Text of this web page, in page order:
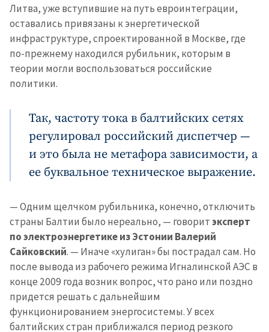
Литва, уже вступившие на путь евроинтеграции,
оставались привязаны к энергетической
инфраструктуре, спроектированной в Москве, где
по-прежнему находился рубильник, которым в
теории могли воспользоваться российские
политики.
Так, частоту тока в балтийских сетях
регулировал российский диспетчер —
и это была не метафора зависимости, а
ее буквальное техническое выражение.
— Одним щелчком рубильника, конечно, отключить
страны Балтии было нереально, — говоритэксперт
по электроэнергетике из Эстонии Валерий
Сайковский. — Иначе «хулиган» бы пострадал сам. Но
после вывода из рабочего режима Игналинской АЭС в
конце 2009 года возник вопрос, что рано или поздно
придется решать с дальнейшим
функционированием энергосистемы. У всех
балтийских стран приближался период резкого